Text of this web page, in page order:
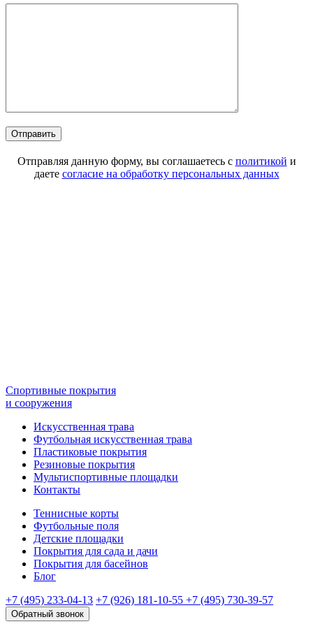
Отправляя данную форму, вы соглашаетесь с политикой и
даете согласие на обработку персональных данных
Спортивные покрытия
и сооружения
Искусственная трава
Футбольная искусственная трава
Пластиковые покрытия
Резиновые покрытия
Мультиспортивные площадки
Контакты
Теннисные корты
Футбольные поля
Детские площадки
Покрытия для сада и дачи
Покрытия для басейнов
Блог
+7 (495) 233-04-13 +7 (926) 181-10-55 +7 (495) 730-39-57
Обратный звонок